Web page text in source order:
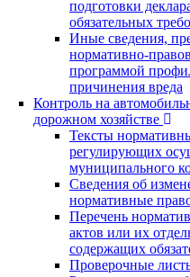
подготовки
обязательных
Иные сведения,
нормативно-
программой
причинения вреда
Контроль на
дорожном хозяйстве
Тексты
регулирующих
муниципального
Сведения об
нормативные
Перечень
актов или их
содержащих
Проверочные